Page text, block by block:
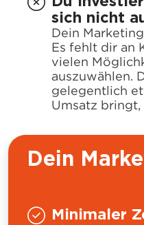
Dein
Minimaler
sich nicht
Dein
Es fehlt dir an
vielen
auszuwählen.
gelegentlich
Umsatz